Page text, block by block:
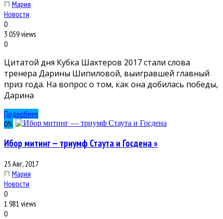
Мария
Новости
0
3 059 views
0
Цитатой дня Кубка Шахтеров 2017 стали слова
тренера Дарины Шипиловой, выигравшей главный
приз года. На вопрос о том, как она добилась победы,
Дарина
Подробнее
0%
Ибор митинг — триумф Стаута и Госдена »
25 Авг, 2017
Мария
Новости
0
1 981 views
0